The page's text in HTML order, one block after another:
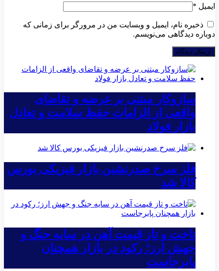
ایمیل *
ذخیره نام، ایمیل و وبسایت من در مرورگر برای زمانی که
دوباره دیدگاهی می‌نویسم.
سازوکار مبتنی بر عرضه و تقاضای
واقعی از الزامات حفظ سلامت و تعادل
بازار فولاد
فلز سرخ صدرنشین بازار فیزیکی بورس
کالا شد
تاخت و تاز قیمت آهن در سایه جنگ و
جهش ارز؛ رکود در بازار همچنان
پابرجاست